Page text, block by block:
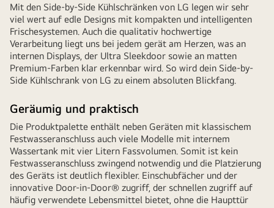
Mit den Side-by-Side Kühlschränken von LG legen wir sehr
viel wert auf edle Designs mit kompakten und intelligenten
Frischesystemen. Auch die qualitativ hochwertige
Verarbeitung liegt uns bei jedem gerät am Herzen, was an
internen Displays, der Ultra Sleekdoor sowie an matten
Premium-Farben klar erkennbar wird. So wird dein Side-by-
Side Kühlschrank von LG zu einem absoluten Blickfang.
Geräumig und praktisch
Die Produktpalette enthält neben Geräten mit klassischem
Festwasseranschluss auch viele Modelle mit internem
Wassertank mit vier Litern Fassvolumen. Somit ist kein
Festwasseranschluss zwingend notwendig und die Platzierung
des Geräts ist deutlich flexibler. Einschubfächer und der
innovative Door-in-Door® zugriff, der schnellen zugriff auf
häufig verwendete Lebensmittel bietet, ohne die Haupttür